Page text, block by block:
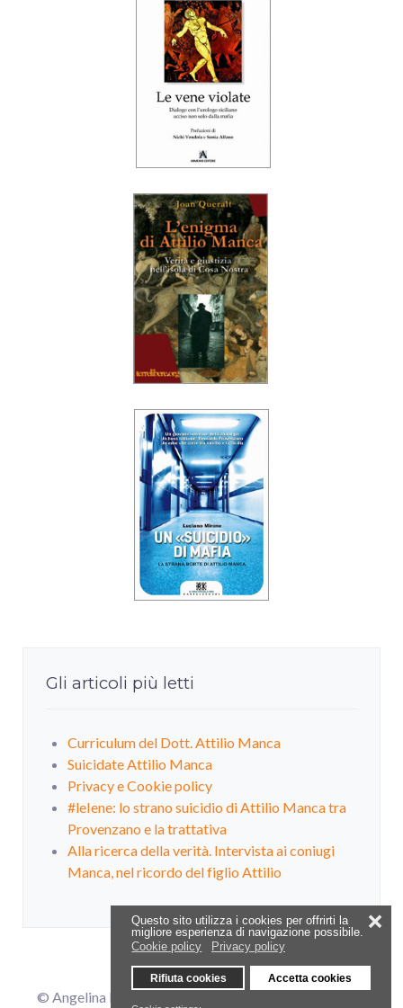
Questo sito utilizza i cookies per offrirti la
migliore esperienza di navigazione possibile.
Cookie policy
Privacy policy
Rifiuta cookies Accetta cookies
❌
Gli articoli più letti
Curriculum del Dott. Attilio Manca
Suicidate Attilio Manca
Privacy e Cookie policy
#leIene: lo strano suicidio di Attilio Manca tra
Provenzano e la trattativa
Alla ricerca della verità. Intervista ai coniugi
Manca, nel ricordo del figlio Attilio
© Angelina Manca - ginomanca34@alice.it |